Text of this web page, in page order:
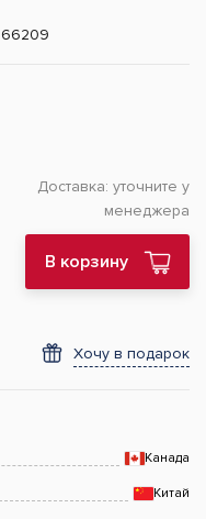
66209
Доставка: уточните у
менеджера
В корзину
Хочу в подарок
Канада
Китай